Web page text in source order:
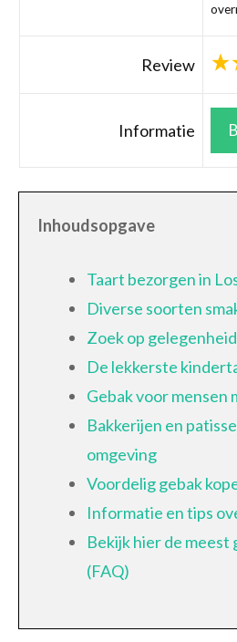
Review
Informatie
Inhoudsopgave
Taart bezorgen in
Diverse soorten
Zoek op gelegenheid
De lekkerste
Gebak voor mensen
Bakkerijen en
omgeving
Voordelig gebak
Informatie en tips
Bekijk hier de meest
(FAQ)